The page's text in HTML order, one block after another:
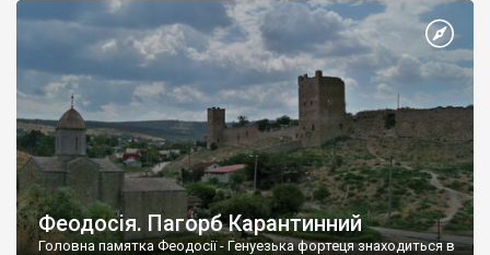
Феодосія. Пагорб Карантинний
Головна памятка Феодосії - Генуезька фортеця знаходиться в